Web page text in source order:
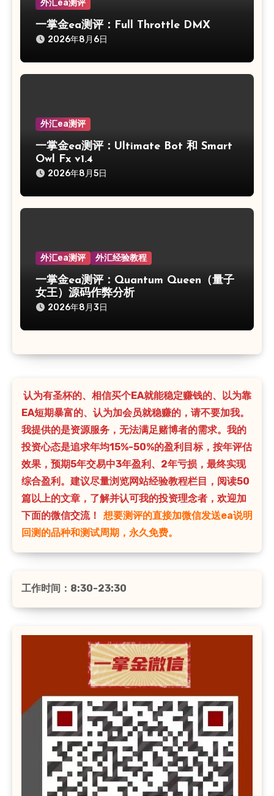
外汇ea测评
一掌金ea测评：Full Throttle DMX
2026年8月6日
外汇ea测评
一掌金ea测评：Ultimate Bot 和 Smart
Owl Fx v1.4
2026年8月5日
外汇ea测评 外汇经验教程
一掌金ea测评：Quantum Queen（量子
女王）源码作弊分析
2026年8月3日
认为有圣杯的、相信买个EA就能稳定赚钱的、以为靠
EA短期暴富的、认为加会员就稳赚的，请不要加我。
我提供的是资源服务，无法满足赌博者的需求。我的
投资心态是追求年均15%-50%的盈利目标，按年评估
效果，预期5年交易中3年盈利、2年亏损，最终实现
综合盈利。建议尽量浏览网站经验教程栏目，阅读50
篇以上的文章，了解并认可我的投资理念者，欢迎加
下面的微信交流！
想要测评的直接加微信发送ea说明
回测的品种和测试周期，永久免费。
工作时间：8:30-23:30